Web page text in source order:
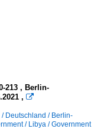
213 , Berlin-
, 
/ Deutschland / Berlin-
/ Libya / Government